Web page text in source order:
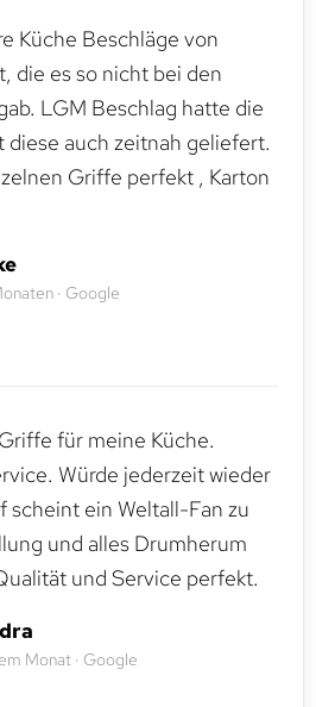
Küche Beschläge von
die es so nicht bei den
LGM Beschlag hatte die
diese auch zeitnah geliefert.
Griffe perfekt , Karton
· Google
für meine Küche.
Würde jederzeit wieder
scheint ein Weltall-Fan zu
und alles Drumherum
und Service perfekt.
Monat · Google